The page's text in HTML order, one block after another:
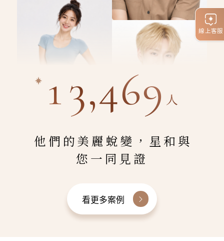
線上客服
13,469 人
他們的美麗蛻變，星和與
您一同見證
看更多案例